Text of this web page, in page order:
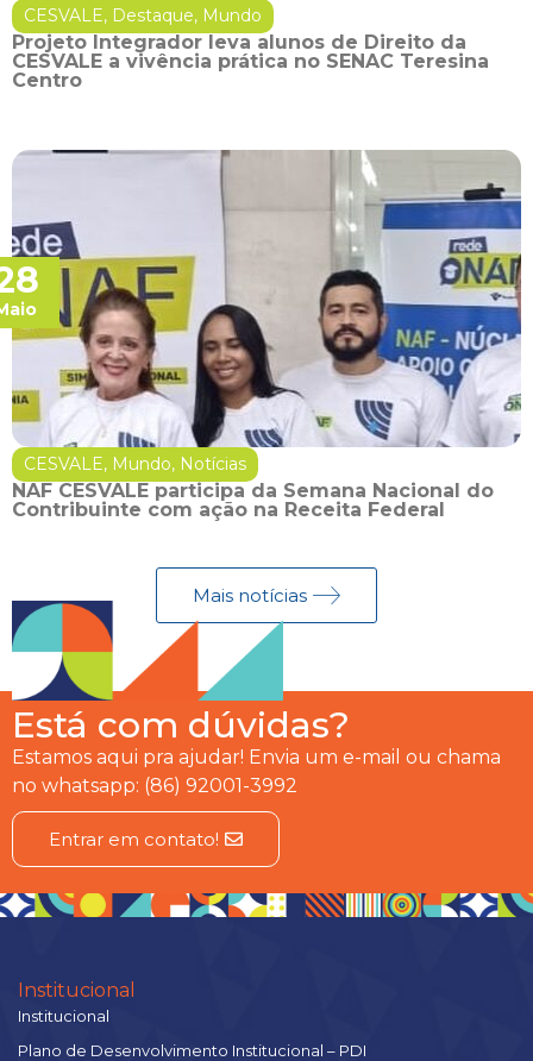
CESVALE, Destaque, Mundo
Projeto Integrador leva alunos de Direito da
CESVALE a vivência prática no SENAC Teresina
Centro
CESVALE, Mundo, Notícias
NAF CESVALE participa da Semana Nacional do
Contribuinte com ação na Receita Federal
Mais notícias
Está com dúvidas?
Estamos aqui pra ajudar! Envia um e-mail ou chama
no whatsapp: (86) 92001-3992
Entrar em contato!
Institucional
Institucional
Plano de Desenvolvimento Institucional – PDI